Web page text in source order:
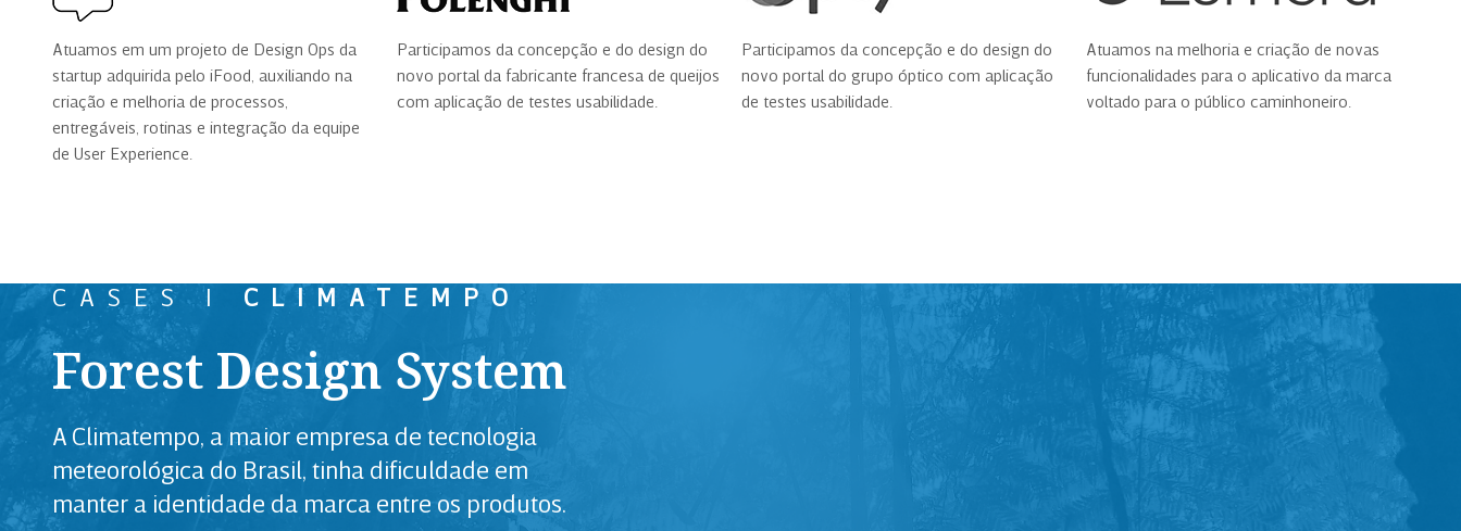
Atuamos em um projeto de Design Ops da
startup adquirida pelo iFood, auxiliando na
criação e melhoria de processos,
entregáveis, rotinas e integração da equipe
de User Experience.
Participamos da concepção e do design do
novo portal da fabricante francesa de queijos
com aplicação de testes usabilidade.
Participamos da concepção e do design do
novo portal do grupo óptico com aplicação
de testes usabilidade.
Atuamos na melhoria e criação de novas
funcionalidades para o aplicativo da marca
voltado para o público caminhoneiro.
CASES | CLIMATEMPO
Forest Design System
A Climatempo, a maior empresa de tecnologia
meteorológica do Brasil, tinha dificuldade em
manter a identidade da marca entre os produtos.